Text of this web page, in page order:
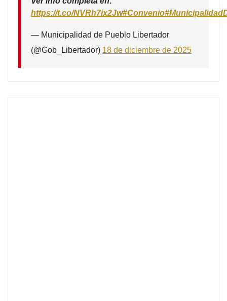
https://t.co/NVRh7ix2Jw#Convenio
— Municipalidad de Pueblo Libertador
(@Gob_Libertador) 18 de diciembre de 2025